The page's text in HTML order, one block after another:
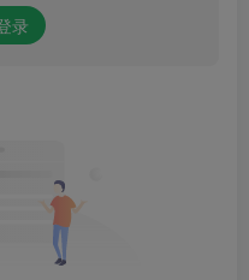
录